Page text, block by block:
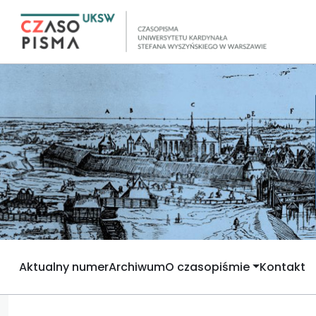
Aktualny numerArchiwumO czasopiśmie Kontakt